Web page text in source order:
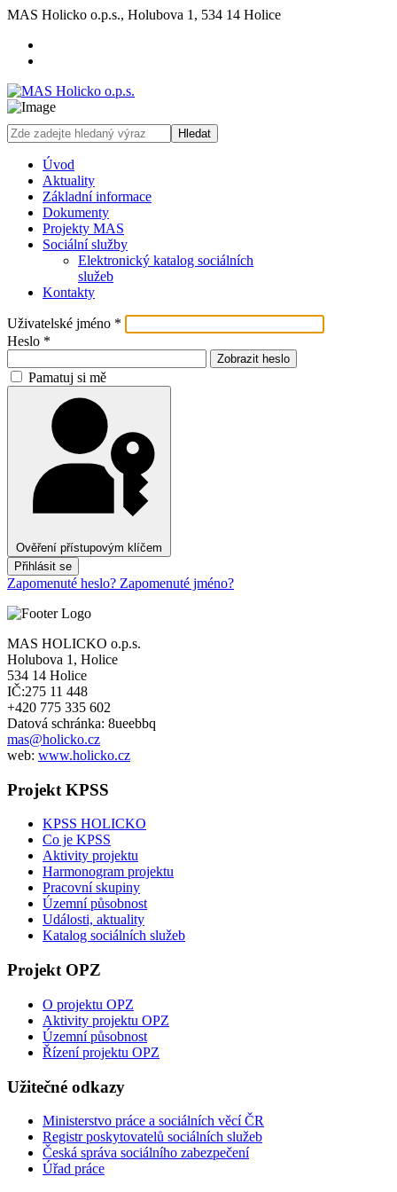
MAS Holicko o.p.s., Holubova 1, 534 14 Holice
Hledat
Úvod
Aktuality
Základní informace
Dokumenty
Projekty MAS
Sociální služby
Elektronický katalog sociálních
služeb
Kontakty
Uživatelské jméno *
Heslo *
Zobrazit heslo
Pamatuj si mě
Ověření přístupovým klíčem
Přihlásit se
Zapomenuté heslo? Zapomenuté jméno?
MAS HOLICKO o.p.s.
Holubova 1, Holice
534 14 Holice
IČ:275 11 448
+420 775 335 602
Datová schránka: 8ueebbq
mas@holicko.cz
web: www.holicko.cz
Projekt KPSS
KPSS HOLICKO
Co je KPSS
Aktivity projektu
Harmonogram projektu
Pracovní skupiny
Územní působnost
Události, aktuality
Katalog sociálních služeb
Projekt OPZ
O projektu OPZ
Aktivity projektu OPZ
Územní působnost
Řízení projektu OPZ
Užitečné odkazy
Ministerstvo práce a sociálních věcí ČR
Registr poskytovatelů sociálních služeb
Česká správa sociálního zabezpečení
Úřad práce